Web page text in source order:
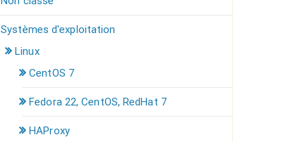
Systèmes d'exploitation
Linux
CentOS 7
Fedora 22, CentOS, RedHat 7
HAProxy